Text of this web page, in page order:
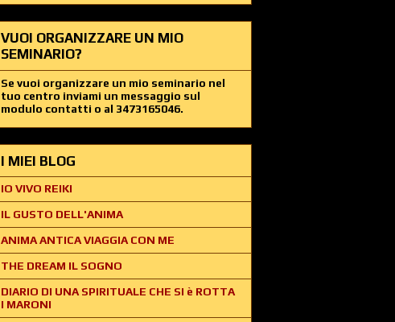
VUOI ORGANIZZARE UN MIO
SEMINARIO?
Se vuoi organizzare un mio seminario nel
tuo centro inviami un messaggio sul
modulo contatti o al 3473165046.
I MIEI BLOG
IO VIVO REIKI
IL GUSTO DELL'ANIMA
ANIMA ANTICA VIAGGIA CON ME
THE DREAM IL SOGNO
DIARIO DI UNA SPIRITUALE CHE SI è ROTTA
I MARONI